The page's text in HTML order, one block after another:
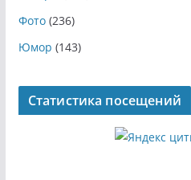
Фото(236)
Юмор (143)
Статистика посещений